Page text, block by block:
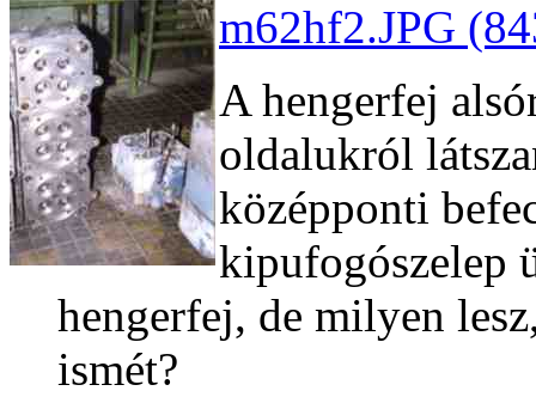
m62hf2.JPG
A hengerfej
oldalukról
középponti
kipufogószelep
hengerfej, de milyen
ismét?